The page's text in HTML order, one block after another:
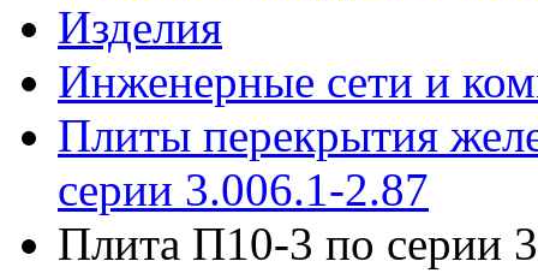
Изделия
Инженерные сети и
Плиты перекрытия
серии 3.006.1-2.87
Плита П10-3 по серии